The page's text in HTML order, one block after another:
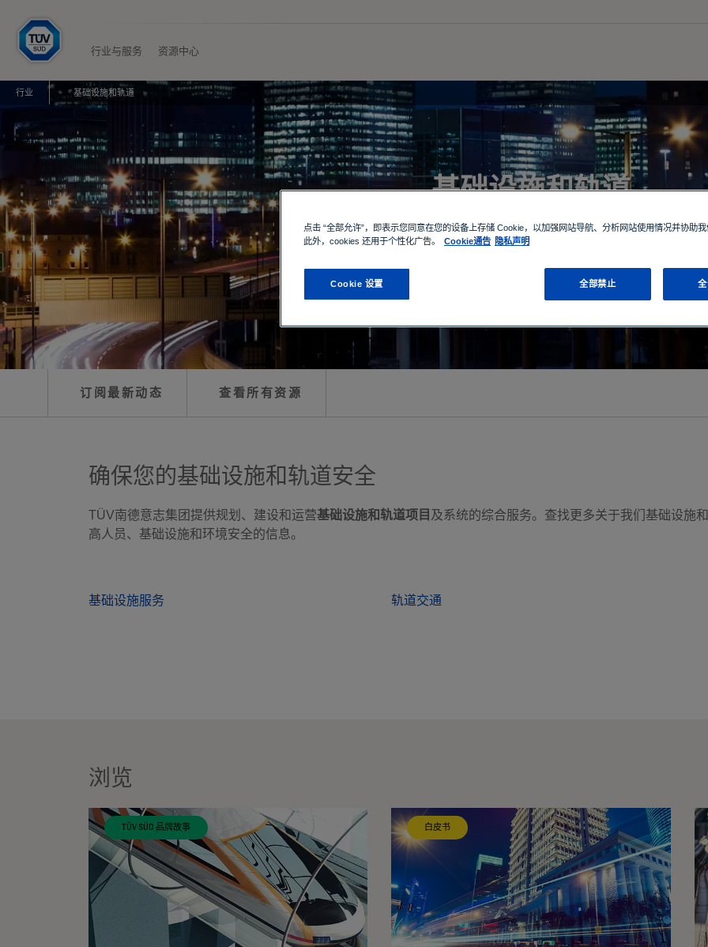
m
行业与服务 资源中心
行业 基础设施和轨道
基础设施和轨道
订阅最新动态 查看所有资源
确保您的基础设施和轨道安全
TÜV南德意志集团提供规划、建设和运营基础设施和轨道项目 及系统的综合服务。查找更多关于我们基础设施
高人员、基础设施和环境安全的信息。
基础设施服务 轨道交通
浏览
TÜV SÜD 品牌故事 白皮书
点击 “全部允许”，即表示您同意在您的设备上存储 Cookie，以加强网站导航、分析网站使用情况并协助我
此外，cookies 还用于个性化广告。
Cookie通告 隐私声明
Cookie 设置 全部禁止